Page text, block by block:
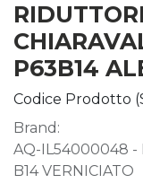
P63B14
Codice Prodotto
Brand:
AQ-IL54000048 -
B14 VERNICIATO